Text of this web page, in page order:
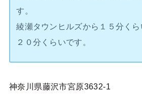
す。
綾瀬タウンヒルズから１５分く
２０分くらいです。
神奈川県藤沢市宮原3632-1